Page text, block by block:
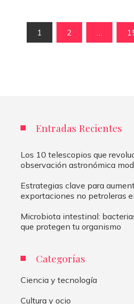
Paginación
1 2
Entradas Recientes
Los 10 telescopios que
observación astronómica
Estrategias clave para
exportaciones no petroleras
Microbiota intestinal:
que protegen tu organismo
Categorías
Ciencia y tecnología
Cultura y ocio